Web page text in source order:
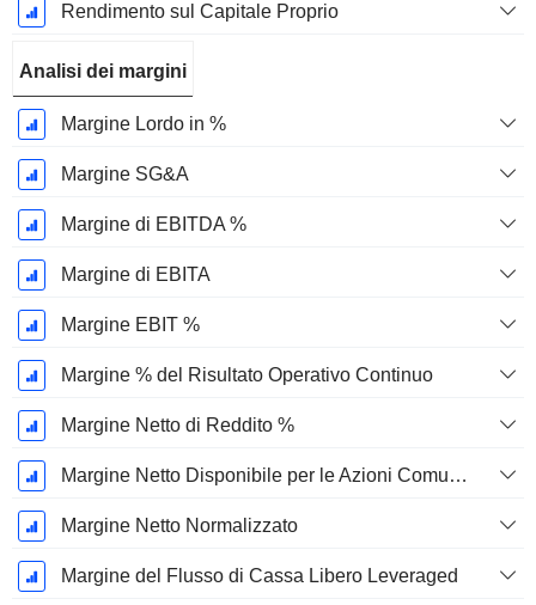
Rendimento sul Capitale Proprio
Analisi dei margini
Margine Lordo in %
Margine SG&A
Margine di EBITDA %
Margine di EBITA
Margine EBIT %
Margine % del Risultato Operativo Continuo
Margine Netto di Reddito %
Margine Netto Disponibile per le Azioni Comuni %
Margine Netto Normalizzato
Margine del Flusso di Cassa Libero Leveraged